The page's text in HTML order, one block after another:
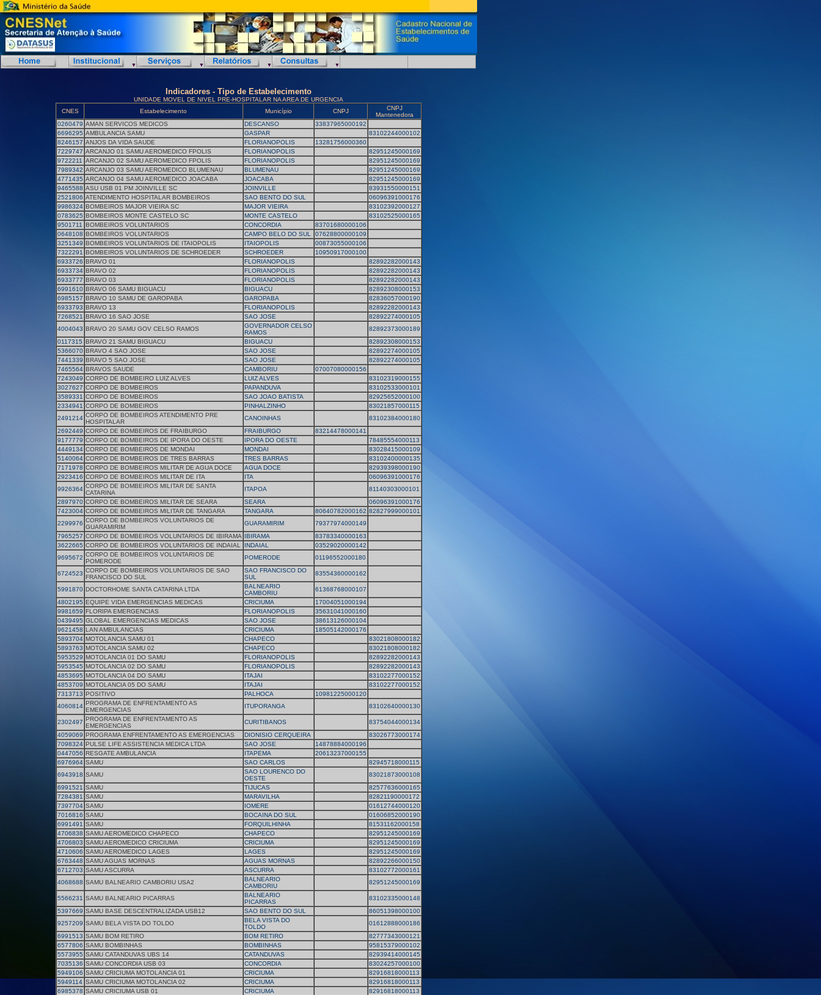
Indicadores - Tipo de Estabelecimento
UNIDADE MOVEL DE NIVEL PRE-HOSPITALAR NA AREA DE URGENCIA
CNES
Estabelecimento Município CNPJ
CNPJ
Mantenedora
0260479 AMAN SERVICOS MEDICOS DESCANSO
33837965000192
6696295 AMBULANCIA SAMU GASPAR
83102244000102
8246157 ANJOS DA VIDA SAUDE FLORIANOPOLIS
13281756000360
7229747 ARCANJO 01 SAMU AEROMEDICO FPOLIS FLORIANOPOLIS
82951245000169
9722211
ARCANJO 02 SAMU AEROMEDICO FPOLIS FLORIANOPOLIS
82951245000169
7989342 ARCANJO 03 SAMU AEROMEDICO BLUMENAU BLUMENAU
82951245000169
4771435 ARCANJO 04 SAMU AEROMEDICO JOACABA JOACABA
82951245000169
9465588 ASU USB 01 PM JOINVILLE SC JOINVILLE
83931550000151
2521806 ATENDIMENTO HOSPITALAR BOMBEIROS SAO BENTO DO SUL
06096391000176
9986324 BOMBEIROS MAJOR VIEIRA SC MAJOR VIEIRA
83102392000127
0783625 BOMBEIROS MONTE CASTELO SC MONTE CASTELO
83102525000165
9501711
BOMBEIROS VOLUNTARIOS CONCORDIA
83701680000106
0648108 BOMBEIROS VOLUNTARIOS CAMPO BELO DO SUL
07628800000109
3251349 BOMBEIROS VOLUNTARIOS DE ITAIOPOLIS ITAIOPOLIS
00873055000106
7322291 BOMBEIROS VOLUNTARIOS DE SCHROEDER SCHROEDER
10950917000100
6933726 BRAVO 01 FLORIANOPOLIS
82892282000143
6933734 BRAVO 02 FLORIANOPOLIS
82892282000143
6933777 BRAVO 03 FLORIANOPOLIS
82892282000143
6991610 BRAVO 06 SAMU BIGUACU BIGUACU
82892308000153
6985157 BRAVO 10 SAMU DE GAROPABA GAROPABA
82836057000190
6933793 BRAVO 13 FLORIANOPOLIS
82892282000143
7268521 BRAVO 16 SAO JOSE SAO JOSE
82892274000105
4004043 BRAVO 20 SAMU GOV CELSO RAMOS
GOVERNADOR CELSO
RAMOS
82892373000189
0117315 BRAVO 21 SAMU BIGUACU BIGUACU
82892308000153
5366070 BRAVO 4 SAO JOSE SAO JOSE
82892274000105
7441339 BRAVO 5 SAO JOSE SAO JOSE
82892274000105
7465564 BRAVOS SAUDE CAMBORIU
07007080000156
7243049 CORPO DE BOMBEIRO LUIZ ALVES LUIZ ALVES
83102319000155
3027627 CORPO DE BOMBEIROS PAPANDUVA
83102533000101
3589331 CORPO DE BOMBEIROS SAO JOAO BATISTA
82925652000100
2334941 CORPO DE BOMBEIROS PINHALZINHO
83021857000115
2491214 CORPO DE BOMBEIROS ATENDIMENTO PRE
HOSPITALAR
CANOINHAS
83102384000180
2692449 CORPO DE BOMBEIROS DE FRAIBURGO FRAIBURGO
83214478000141
9177779 CORPO DE BOMBEIROS DE IPORA DO OESTE IPORA DO OESTE
78485554000113
4449134 CORPO DE BOMBEIROS DE MONDAI MONDAI
83028415000109
5140064 CORPO DE BOMBEIROS DE TRES BARRAS TRES BARRAS
83102400000135
7171978 CORPO DE BOMBEIROS MILITAR DE AGUA DOCE AGUA DOCE
82939398000190
2923416 CORPO DE BOMBEIROS MILITAR DE ITA ITA
06096391000176
9926364 CORPO DE BOMBEIROS MILITAR DE SANTA
CATARINA
ITAPOA
81140303000101
2897970 CORPO DE BOMBEIROS MILITAR DE SEARA SEARA
06096391000176
7423004 CORPO DE BOMBEIROS MILITAR DE TANGARA TANGARA 80640782000162 82827999000101
2299976 CORPO DE BOMBEIROS VOLUNTARIOS DE
GUARAMIRIM
GUARAMIRIM
79377974000149
7965257 CORPO DE BOMBEIROS VOLUNTARIOS DE IBIRAMA IBIRAMA
83783340000163
3622665 CORPO DE BOMBEIROS VOLUNTARIOS DE INDAIAL INDAIAL
03529020000142
9695672 CORPO DE BOMBEIROS VOLUNTARIOS DE
POMERODE
POMERODE 01196552000180
6724523 CORPO DE BOMBEIROS VOLUNTARIOS DE SAO
FRANCISCO DO SUL
SAO FRANCISCO DO
SUL
83554360000162
5991870 DOCTORHOME SANTA CATARINA LTDA
BALNEARIO
CAMBORIU
61368768000107
4802195 EQUIPE VIDA EMERGENCIAS MEDICAS CRICIUMA
17004051000194
9981659 FLORIPA EMERGENCIAS FLORIANOPOLIS
35631041000160
0439495 GLOBAL EMERGENCIAS MEDICAS SAO JOSE
38613126000104
9621458 LAN AMBULANCIAS CRICIUMA
18505142000176
5893704 MOTOLANCIA SAMU 01 CHAPECO
83021808000182
5893763 MOTOLANCIA SAMU 02 CHAPECO
83021808000182
5953529 MOTOLANCIA 01 DO SAMU FLORIANOPOLIS
82892282000143
5953545 MOTOLANCIA 02 DO SAMU FLORIANOPOLIS
82892282000143
4853695 MOTOLANCIA 04 DO SAMU ITAJAI
83102277000152
4853709 MOTOLANCIA 05 DO SAMU ITAJAI
83102277000152
7313713 POSITIVO PALHOCA
10981225000120
4060814 PROGRAMA DE ENFRENTAMENTO AS
EMERGENCIAS
ITUPORANGA 83102640000130
2302497 PROGRAMA DE ENFRENTAMENTO AS
EMERGENCIAS
CURITIBANOS
83754044000134
4059069 PROGRAMA ENFRENTAMENTO AS EMERGENCIAS DIONISIO CERQUEIRA
83026773000174
7098324 PULSE LIFE ASSISTENCIA MEDICA LTDA SAO JOSE
14878884000196
0447056 RESGATE AMBULANCIA ITAPEMA
20613237000155
6976964 SAMU SAO CARLOS
82945718000115
6943918 SAMU
SAO LOURENCO DO
OESTE
83021873000108
6991521 SAMU TIJUCAS
82577636000165
7284381 SAMU MARAVILHA
82821190000172
7397704 SAMU IOMERE
01612744000120
7016816 SAMU BOCAINA DO SUL
01606852000190
6991491 SAMU FORQUILHINHA
81531162000158
4706838 SAMU AEROMEDICO CHAPECO CHAPECO
82951245000169
4706803 SAMU AEROMEDICO CRICIUMA CRICIUMA
82951245000169
4710606 SAMU AEROMEDICO LAGES LAGES
82951245000169
6763448 SAMU AGUAS MORNAS AGUAS MORNAS
82892266000150
6712703 SAMU ASCURRA ASCURRA
83102772000161
4068688 SAMU BALNEARIO CAMBORIU USA2
BALNEARIO
CAMBORIU
82951245000169
5566231 SAMU BALNEARIO PICARRAS
BALNEARIO
PICARRAS
83102335000148
5397669 SAMU BASE DESCENTRALIZADA USB12 SAO BENTO DO SUL
86051398000100
9257209 SAMU BELA VISTA DO TOLDO
BELA VISTA DO
TOLDO
01612888000186
6991513 SAMU BOM RETIRO BOM RETIRO
82777343000121
6577806 SAMU BOMBINHAS BOMBINHAS
95815379000102
5573955 SAMU CATANDUVAS UBS 14 CATANDUVAS
82939414000145
7035136 SAMU CONCORDIA USB 03 CONCORDIA
83024257000100
5949106 SAMU CRICIUMA MOTOLANCIA 01 CRICIUMA
82916818000113
5949114 SAMU CRICIUMA MOTOLANCIA 02 CRICIUMA
82916818000113
6985378 SAMU CRICIUMA USB 01 CRICIUMA
82916818000113